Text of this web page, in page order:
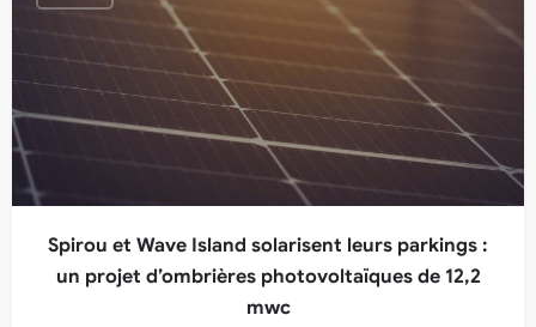
Spirou et Wave Island solarisent leurs parkings :
un projet d’ombrières photovoltaïques de 12,2
mwc